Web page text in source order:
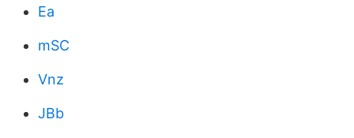
Ea
mSC
Vnz
JBb